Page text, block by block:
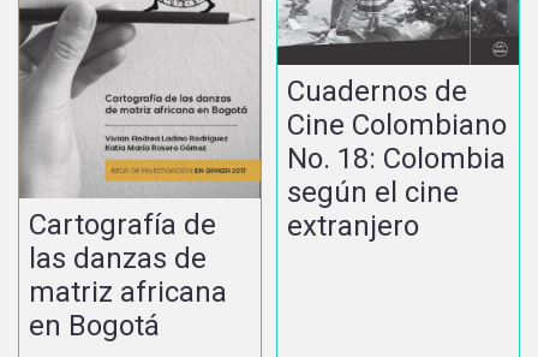
Cartografía de
las danzas de
matriz africana
en Bogotá
Cuadernos de
Cine Colombiano
No. 18: Colombia
según el cine
extranjero